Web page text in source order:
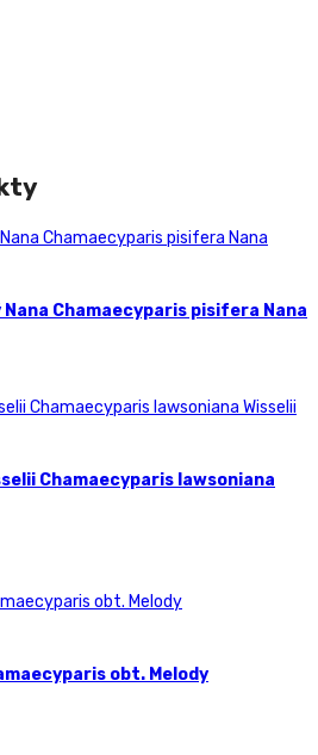
Chamaecyparis pisifera Nana
Chamaecyparis lawsoniana
obt. Melody